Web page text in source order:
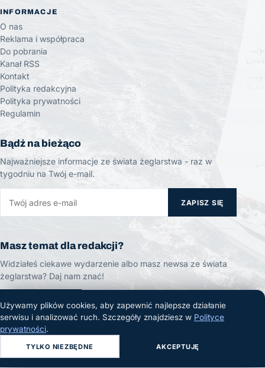
INFORMACJE
O nas
Reklama i współpraca
Do pobrania
Kanał RSS
Kontakt
Polityka redakcyjna
Polityka prywatności
Regulamin
Bądź na bieżąco
Najważniejsze informacje ze świata żeglarstwa - raz w
tygodniu na Twój e-mail.
ZAPISZ SIĘ
Masz temat dla redakcji?
Widziałeś ciekawe wydarzenie albo masz newsa ze świata
żeglarstwa? Daj nam znać!
ZGŁOŚ TEMAT
© 2026 Żeglarski.info. Wszelkie prawa zastrzeżone.
Używamy plików cookies, aby zapewnić najlepsze działanie
serwisu i analizować ruch. Szczegóły znajdziesz w Polityce
prywatności.
TYLKO NIEZBĘDNE AKCEPTUJĘ